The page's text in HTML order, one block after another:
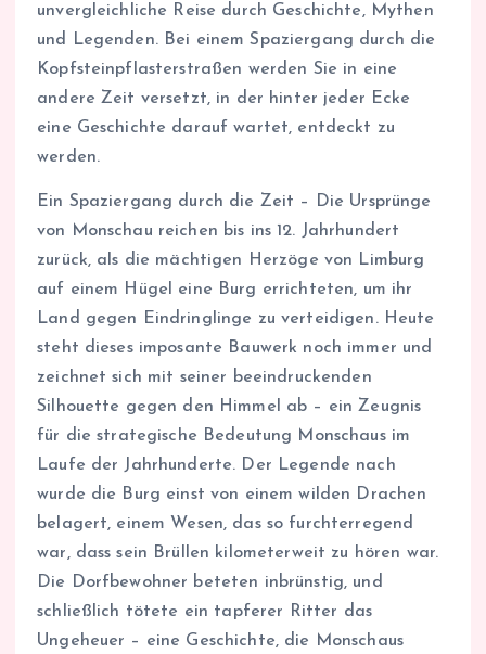
unvergleichliche Reise durch Geschichte, Mythen
und Legenden. Bei einem Spaziergang durch die
Kopfsteinpflasterstraßen werden Sie in eine
andere Zeit versetzt, in der hinter jeder Ecke
eine Geschichte darauf wartet, entdeckt zu
werden.
Ein Spaziergang durch die Zeit – Die Ursprünge
von Monschau reichen bis ins 12. Jahrhundert
zurück, als die mächtigen Herzöge von Limburg
auf einem Hügel eine Burg errichteten, um ihr
Land gegen Eindringlinge zu verteidigen. Heute
steht dieses imposante Bauwerk noch immer und
zeichnet sich mit seiner beeindruckenden
Silhouette gegen den Himmel ab – ein Zeugnis
für die strategische Bedeutung Monschaus im
Laufe der Jahrhunderte. Der Legende nach
wurde die Burg einst von einem wilden Drachen
belagert, einem Wesen, das so furchterregend
war, dass sein Brüllen kilometerweit zu hören war.
Die Dorfbewohner beteten inbrünstig, und
schließlich tötete ein tapferer Ritter das
Ungeheuer – eine Geschichte, die Monschaus